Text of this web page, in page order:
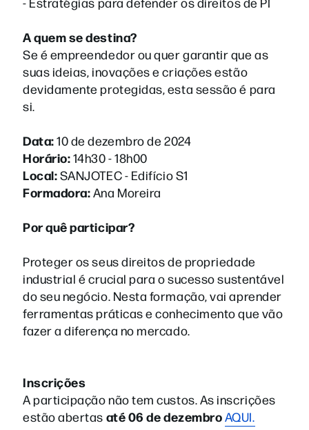
A quem se destina?
Se é empreendedor ou quer garantir que as
suas ideias, inovações e criações estão
devidamente protegidas, esta sessão é para
si.
Data:10 de dezembro de 2024
Horário:14h30 - 18h00
Local:SANJOTEC - Edifício S1
Formadora:Ana Moreira
Por quê participar?
Proteger os seus direitos de propriedade
industrial é crucial para o sucesso sustentável
do seu negócio. Nesta formação, vai aprender
ferramentas práticas e conhecimento que vão
fazer a diferença no mercado.
Inscrições
A participação não tem custos. As inscrições
estão abertas até 06 de dezembroAQUI.